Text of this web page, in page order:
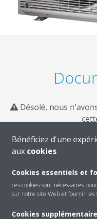
Désolé, nous
Bénéficiez d'une
aux cookies
Cookies essentiels et
ces cookies sont nécessaires
sur notre site Web et fournir les
Cookies